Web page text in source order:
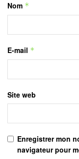
Nom *
E-mail *
Site web
Enregistrer mon
navigateur pour